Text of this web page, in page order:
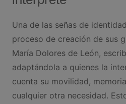
Una de las señas de
proceso de creación de sus
María Dolores de León,
adaptándola a quienes la
cuenta su movilidad,
cualquier otra necesidad.